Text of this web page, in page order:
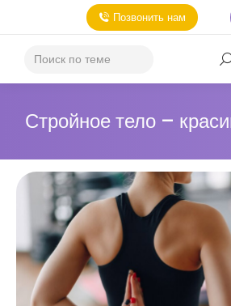
Позвонить нам
Стройное тело –